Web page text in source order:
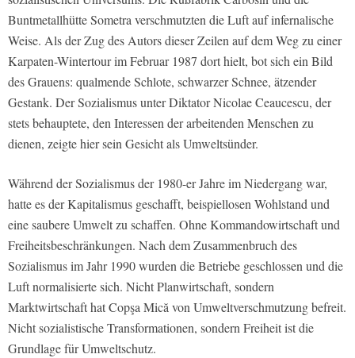
Buntmetallhütte Sometra verschmutzten die Luft auf infernalische
Weise. Als der Zug des Autors dieser Zeilen auf dem Weg zu einer
Karpaten-Wintertour im Februar 1987 dort hielt, bot sich ein Bild
des Grauens: qualmende Schlote, schwarzer Schnee, ätzender
Gestank. Der Sozialismus unter Diktator Nicolae Ceaucescu, der
stets behauptete, den Interessen der arbeitenden Menschen zu
dienen, zeigte hier sein Gesicht als Umweltsünder.
Während der Sozialismus der 1980-er Jahre im Niedergang war,
hatte es der Kapitalismus geschafft, beispiellosen Wohlstand und
eine saubere Umwelt zu schaffen. Ohne Kommandowirtschaft und
Freiheitsbeschränkungen. Nach dem Zusammenbruch des
Sozialismus im Jahr 1990 wurden die Betriebe geschlossen und die
Luft normalisierte sich. Nicht Planwirtschaft, sondern
Marktwirtschaft hat Copşa Mică von Umweltverschmutzung befreit.
Nicht sozialistische Transformationen, sondern Freiheit ist die
Grundlage für Umweltschutz.